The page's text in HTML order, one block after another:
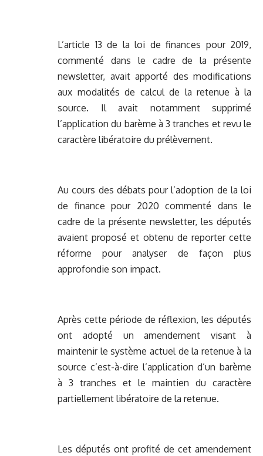
L’article 13 de la loi de finances pour 2019,
commenté dans le cadre de la présente
newsletter, avait apporté des modifications
aux modalités de calcul de la retenue à la
source. Il avait notamment supprimé
l’application du barème à 3 tranches et revu le
caractère libératoire du prélèvement.
Au cours des débats pour l’adoption de la loi
de finance pour 2020 commenté dans le
cadre de la présente newsletter, les députés
avaient proposé et obtenu de reporter cette
réforme pour analyser de façon plus
approfondie son impact.
Après cette période de réflexion, les députés
ont adopté un amendement visant à
maintenir le système actuel de la retenue à la
source c’est-à-dire l’application d’un barème
à 3 tranches et le maintien du caractère
partiellement libératoire de la retenue.
Les députés ont profité de cet amendement